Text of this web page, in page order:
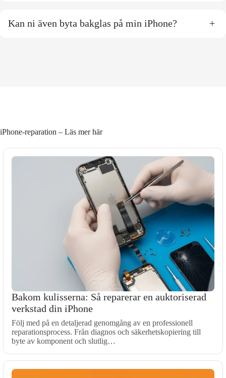
Kan ni även byta bakglas på min iPhone? +
iPhone-reparation – Läs mer här
Bakom kulisserna: Så reparerar en auktoriserad
verkstad din iPhone
Följ med på en detaljerad genomgång av en professionell
reparationsprocess. Från diagnos och säkerhetskopiering till
byte av komponent och slutlig…